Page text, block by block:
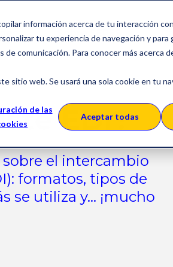
información acerca de tu interacción
tu experiencia de navegación y para
comunicación. Para conocer más acerca
sitio web. Se usará una sola cookie en tu
de las
Aceptar todas
Sobre SERES
EDI?
el intercambio
formatos, tipos de
se utiliza y... ¡mucho